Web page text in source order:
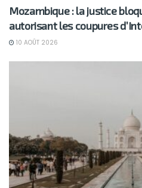
Mozambique : la justice
autorisant les coupures
10 AOÛT 2026